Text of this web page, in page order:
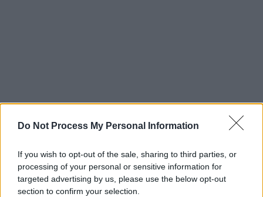
Do Not Process My Personal Information
If you wish to opt-out of the sale, sharing to third parties, or
processing of your personal or sensitive information for
targeted advertising by us, please use the below opt-out
section to confirm your selection.